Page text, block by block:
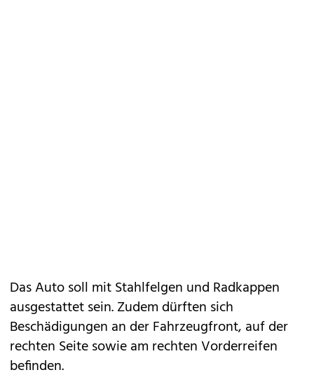
Das Auto soll mit Stahlfelgen und Radkappen
ausgestattet sein. Zudem dürften sich
Beschädigungen an der Fahrzeugfront, auf der
rechten Seite sowie am rechten Vorderreifen
befinden.